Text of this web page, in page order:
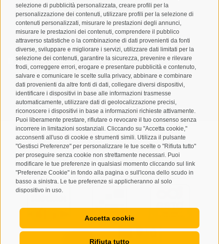
selezione di pubblicità personalizzata, creare profili per la
personalizzazione dei contenuti, utilizzare profili per la selezione di
contenuti personalizzati, misurare le prestazioni degli annunci,
misurare le prestazioni dei contenuti, comprendere il pubblico
attraverso statistiche o la combinazione di dati provenienti da fonti
diverse, sviluppare e migliorare i servizi, utilizzare dati limitati per la
selezione dei contenuti, garantire la sicurezza, prevenire e rilevare
frodi, correggere errori, erogare e presentare pubblicità e contenuto,
salvare e comunicare le scelte sulla privacy, abbinare e combinare
dati provenienti da altre fonti di dati, collegare diversi dispositivi,
identificare i dispositivi in base alle informazioni trasmesse
automaticamente, utilizzare dati di geolocalizzazione precisi,
riconoscere i dispositivi in base a informazioni richieste attivamente.
Puoi liberamente prestare, rifiutare o revocare il tuo consenso senza
incorrere in limitazioni sostanziali. Cliccando su "Accetta cookie,"
acconsenti all'uso di cookie e strumenti simili. Utilizza il pulsante
"Gestisci Preferenze" per personalizzare le tue scelte o "Rifiuta tutto"
per proseguire senza cookie non strettamente necessari. Puoi
modificare le tue preferenze in qualsiasi momento cliccando sul link
"Preferenze Cookie" in fondo alla pagina o sull'icona dello scudo in
basso a sinistra. Le tue preferenze si applicheranno al solo
dispositivo in uso.
Accetta cookie
Rifiuta tutto
Letto e compreso laprivacy policy, autorizzo il Titolare al
trattamento dei dati personali
ABBONARSI
Mappa del sito • Credits • Cookie Policy • Privacy •
Preferenze Cookies • created with passion by